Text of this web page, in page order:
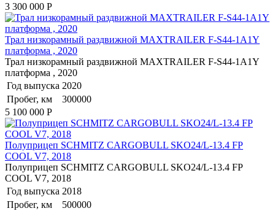
3 300 000 Р
Трал низкорамный раздвижной MAXTRAILER F-S44-1A1Y
платформа , 2020
Трал низкорамный раздвижной MAXTRAILER F-S44-1A1Y
платформа , 2020
Год выпуска 2020
Пробег, км
300000
5 100 000 Р
Полуприцеп SCHMITZ CARGOBULL SKO24/L-13.4 FP
COOL V7, 2018
Полуприцеп SCHMITZ CARGOBULL SKO24/L-13.4 FP
COOL V7, 2018
Год выпуска 2018
Пробег, км
500000